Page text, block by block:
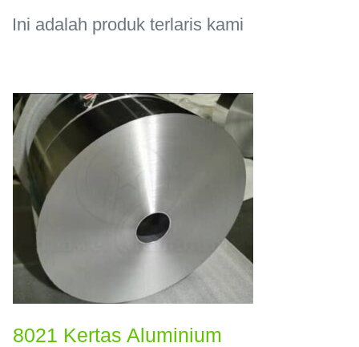
Ini adalah produk terlaris kami
8021 Kertas Aluminium